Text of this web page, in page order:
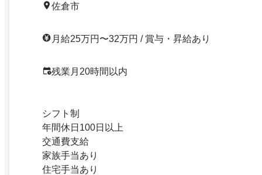
佐倉市
月給25万円〜32万円 / 賞与・昇給あり
残業月20時間以内
シフト制
年間休日100日以上
交通費支給
家族手当あり
住宅手当あり